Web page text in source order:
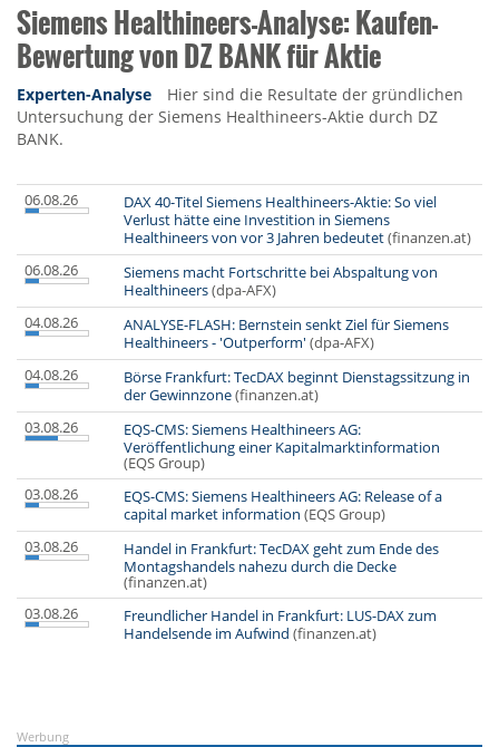
Siemens Healthineers-Analyse: Kaufen-
Bewertung von DZ BANK für Aktie
Experten-Analyse
Hier sind die Resultate der gründlichen
Untersuchung der Siemens Healthineers-Aktie durch DZ
BANK.
06.08.26
DAX 40-Titel Siemens Healthineers-Aktie: So viel
Verlust hätte eine Investition in Siemens
Healthineers von vor 3 Jahren bedeutet(finanzen.at)
06.08.26
Siemens macht Fortschritte bei Abspaltung von
Healthineers(dpa-AFX)
04.08.26
ANALYSE-FLASH: Bernstein senkt Ziel für Siemens
Healthineers - 'Outperform' (dpa-AFX)
04.08.26
Börse Frankfurt: TecDAX beginnt Dienstagssitzung in
der Gewinnzone(finanzen.at)
03.08.26
EQS-CMS: Siemens Healthineers AG:
Veröffentlichung einer Kapitalmarktinformation
(EQS Group)
03.08.26
EQS-CMS: Siemens Healthineers AG: Release of a
capital market information (EQS Group)
03.08.26
Handel in Frankfurt: TecDAX geht zum Ende des
Montagshandels nahezu durch die Decke
(finanzen.at)
03.08.26
Freundlicher Handel in Frankfurt: LUS-DAX zum
Handelsende im Aufwind (finanzen.at)
Werbung